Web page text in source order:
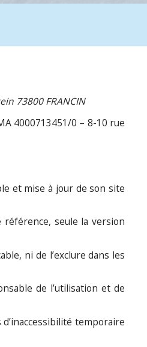
73800 FRANCIN
4000713451/0 – 8-10 rue
et mise à jour de son site
seule la version
ni de l’exclure dans les
de l’utilisation et de
temporaire